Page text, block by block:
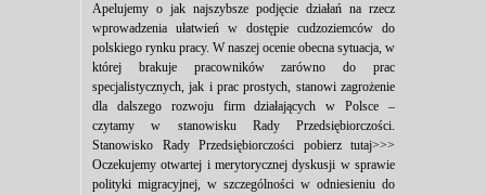
Apelujemy o jak najszybsze podjęcie działań na rzecz
wprowadzenia ułatwień w dostępie cudzoziemców do
polskiego rynku pracy. W naszej ocenie obecna sytuacja, w
której brakuje pracowników zarówno do prac
specjalistycznych, jak i prac prostych, stanowi zagrożenie
dla dalszego rozwoju firm działających w Polsce –
czytamy w stanowisku Rady Przedsiębiorczości.
Stanowisko Rady Przedsiębiorczości pobierz tutaj>>>
Oczekujemy otwartej i merytorycznej dyskusji w sprawie
polityki migracyjnej, w szczególności w odniesieniu do